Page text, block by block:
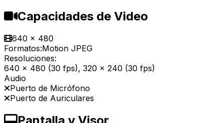
Capacidades de Video
640 x 480
Formatos:Motion JPEG
Resoluciones:
640 x 480 (30 fps), 320 x 240 (30 fps)
Audio
Puerto de Micrófono
Puerto de Auriculares